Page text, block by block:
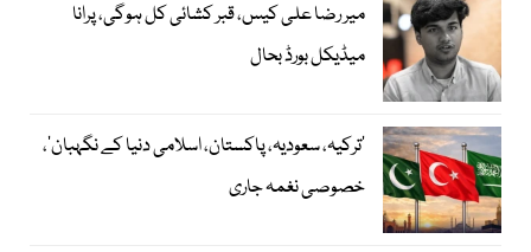
میر رضا علی کیس، قبر کشائی کل ہوگی، پرانا
میڈیکل بورڈ بحال
‘ترکیہ، سعودیہ، پاکستان، اسلامی دنیا کے نگہبان’،
خصوصی نغمہ جاری